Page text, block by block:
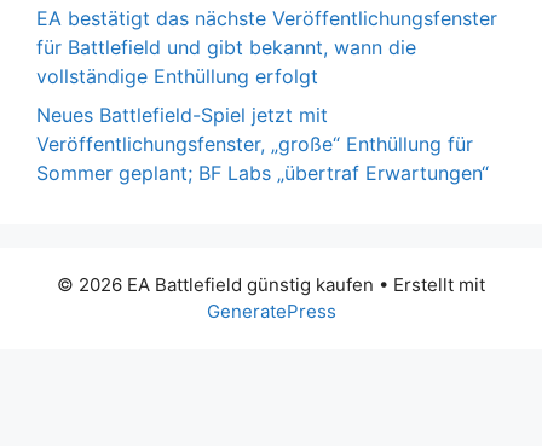
EA bestätigt das nächste Veröffentlichungsfenster
für Battlefield und gibt bekannt, wann die
vollständige Enthüllung erfolgt
Neues Battlefield-Spiel jetzt mit
Veröffentlichungsfenster, „große“ Enthüllung für
Sommer geplant; BF Labs „übertraf Erwartungen“
© 2026 EA Battlefield günstig kaufen • Erstellt mit
GeneratePress